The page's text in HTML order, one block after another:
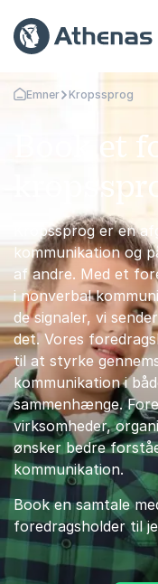
Tilbage til forsiden
Emner Kropssprog
Book et
Kropssprog er en
kommunikation og
af andre. Med et
i nonverbal
de signaler, vi
det. Vores
til at styrke
kommunikation i
sammenhænge.
virksomheder,
ønsker bedre
kommunikation.
Book en samtale
foredragsholder til